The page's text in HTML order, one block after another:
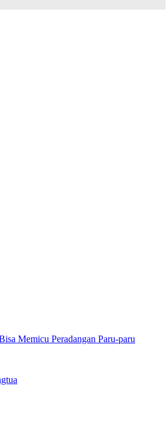
Memicu Peradangan Paru-paru